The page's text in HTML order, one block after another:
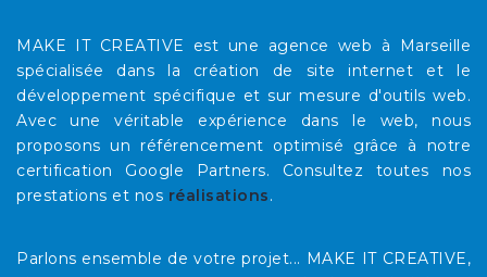
MAKE IT CREATIVE est une agence web à Marseille
spécialisée dans la création de site internet et le
développement spécifique et sur mesure d'outils web.
Avec une véritable expérience dans le web, nous
proposons un référencement optimisé grâce à notre
certification Google Partners. Consultez toutes nos
prestations et nos réalisations.
Parlons ensemble de votre projet... MAKE IT CREATIVE,